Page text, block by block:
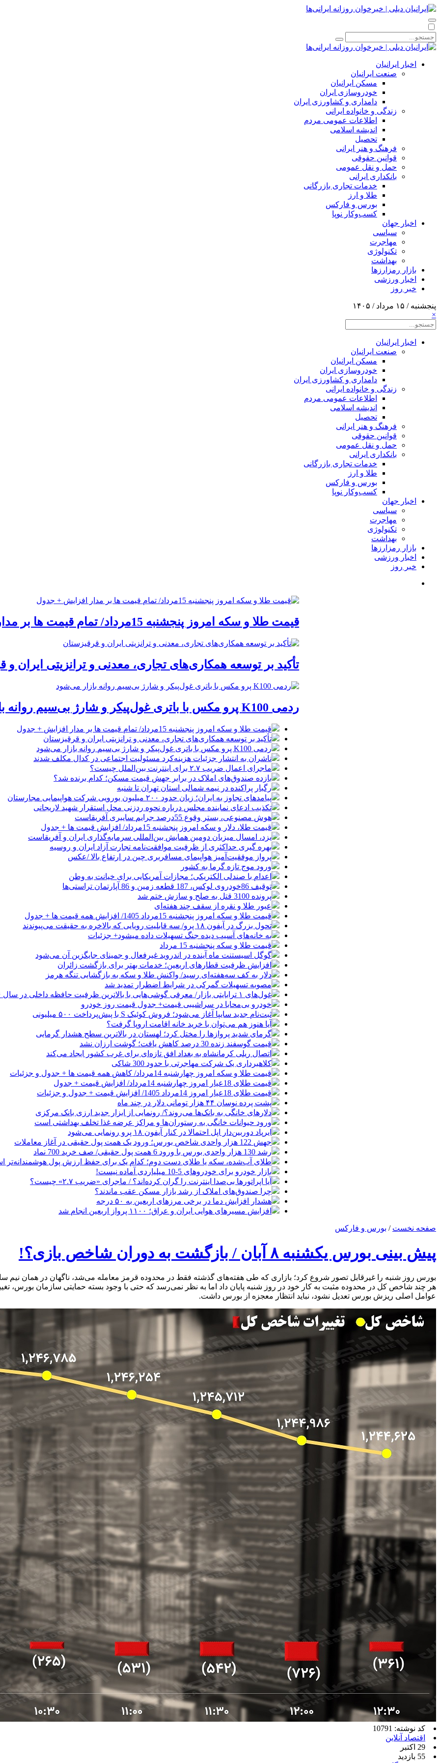
اخبار ایرانیان
صنعت ایرانیان
مسکن ایرانیان
خودروسازی ایران
دامداری و کشاورزی ایران
زندگی و خانواده ایرانی
اطلاعات عمومی مردم
اندیشه اسلامی
تحصیل
فرهنگ و هنر ایرانی
قوانین حقوقی
حمل و نقل عمومی
بانکداری ایرانی
خدمات تجاری بازرگانی
طلا و ارز
بورس و فارکس
کسب‌وکار نوپا
اخبار جهان
سیاسی
مهاجرت
تکنولوژی
بهداشت
بازار رمزارزها
اخبار ورزشی
خبر روز
پنجشنبه / ۱۵ مرداد / ۱۴۰۵
×
اخبار ایرانیان
صنعت ایرانیان
مسکن ایرانیان
خودروسازی ایران
دامداری و کشاورزی ایران
زندگی و خانواده ایرانی
اطلاعات عمومی مردم
اندیشه اسلامی
تحصیل
فرهنگ و هنر ایرانی
قوانین حقوقی
حمل و نقل عمومی
بانکداری ایرانی
خدمات تجاری بازرگانی
طلا و ارز
بورس و فارکس
کسب‌وکار نوپا
اخبار جهان
سیاسی
مهاجرت
تکنولوژی
بهداشت
بازار رمزارزها
اخبار ورزشی
خبر روز
قیمت طلا و سکه امروز پنجشنبه 15مرداد/ تمام قیمت ها بر مدار افزایش + جدول
تأکید بر توسعه همکاری‌های تجاری، معدنی و ترانزیتی ایران و
ردمی K100 پرو مکس با باتری غول‌پیکر و شارژ بی‌سیم روانه بازار می‌شود
قیمت طلا و سکه امروز پنجشنبه 15مرداد/ تمام قیمت ها بر مدار افزایش + جدول
تأکید بر توسعه همکاری‌های تجاری، معدنی و ترانزیتی ایران و قرقیزستان
ردمی K100 پرو مکس با باتری غول‌پیکر و شارژ بی‌سیم روانه بازار می‌شود
ناشران به انتشار جزئیات هزینه‌کرد مسئولیت اجتماعی در کدال مکلف شدند
ماجرای اعمال ضریب ۲.۷ برای اینترنت بین‌الملل چیست؟
بازده صندوق‌های املاک در برابر جهش قیمت مسکن؛ کدام برنده شد؟
رگبار پراکنده در نیمه شمالی استان تهران تا شنبه
پیامدهای تجاوز به ایران؛ زیان حدود ۲۰۰ میلیون یورویی شرکت هواپیمایی مجارستان
تکذیب ادعای نماینده مجلس درباره نحوه ردزنی محل استقرار شهید لاریجانی
هوش مصنوعی، بستر وقوع 55درصد جرایم سایبری آفریقاست
قیمت طلا، دلار و سکه امروز پنجشنبه 15مرداد/ افزایش قیمت ها + جدول
یزد، امسال میزبان دومین همایش بین‌المللی سرمایه‌گذاری ایران و آفریقاست
بهره گیری حداکثری از ظرفیت موافقت‌نامه تجارت آزاد ایران و روسیه
پرواز موفقیت‌آمیز هواپیمای مسافربری چین در ارتفاع بالا /عکس
ورود موج تازه گرما به کشور
اعدام با صندلی الکتریکی؛ مجازات آمریکایی برای خیانت به وطن
توقیف 86خودروی لوکس، 187 قطعه زمین و 86 آپارتمان تراستی‌ها
پرونده 3100 قتل به صلح و سازش ختم شد
عبور طلا و نقره از سقف چند هفته‌ای
قیمت طلا و سکه امروز پنجشنبه 15مرداد 1405/ افزایش همه قیمت ها + جدول
تحول بزرگ در آیفون ۱۸ پرو/ سه قابلیت رویایی که بالاخره به حقیقت می‌پیوندند
به خانه‌های آسیب دیده جنگ تسهیلات داده میشود+ جزئیات
قیمت طلا و سکه پنجشنبه 15 مرداد
گوگل اسیستنت ماه آینده در اندروید غیرفعال و جمینای جایگزین آن می‌شود
افزایش ظرفیت قطارهای اربعین؛ خدمات بهتر برای بازگشت زائران
دلار به کف سه‌هفته‌ای رسید/ واکنش طلا و سکه به بازگشایی تنگه هرمز
مصوبه تسهیلات گمرکی در شرایط اضطرار تمدید شد
غول‌های ۱ ترابایتی بازار/ معرفی گوشی‌هایی با بالاترین ظرفیت حافظه داخلی در سال ۲۰۲۶
خودرو بی‌محابا در سراشیبی قیمت+ جدول قیمت روز خودرو
ثبت‌نام جدید سایپا آغاز می‌شود؛ فروش کوئیک S با پیش‌پرداخت ۵۰۰ میلیونی
آیا هنوز هم می‌توان با خرید خانه اقامت اروپا گرفت؟
گرمای شدید پروازها را مختل کرد؛ لهستان در بالاترین سطح هشدار گرمایی
قیمت گوسفند زنده 30 درصد کاهش یافت؛ گوشت ارزان نشد
اتصال ریلی کرمانشاه به بغداد افق تازه‌ای برای غرب کشور ایجاد می‌کند
کلاهبرداری یک شرکت مهاجرتی با حدود 300 شاکی
قیمت طلا و سکه امروز چهارشنبه 14مرداد/ کاهش همه قیمت ها + جدول و جزئیات
قیمت طلای 18عیار امروز چهارشنبه 14مرداد/ افزایش قیمت + جدول
قیمت طلای 18عیار امروز 14مرداد 1405/ افزایش قیمت + جدول و جزئیات
پشت پرده نوسان ۴۴ هزار تومانی دلار در چند ماه
دلارهای خانگی به بانک‌ها می‌روند؟/ رونمایی از ابزار جدید ارزی بانک مرکزی
ورود حیوانات خانگی به رستوران‌ها و مراکز عرضه غذا تخلف بهداشتی است
ایرپاد دوربین‌دار اپل احتمالا در کنار آیفون ۱۸ پرو رونمایی می‌شود
جهش 122 هزار واحدی شاخص بورس؛ ورود یک همت پول حقیقی در آغاز معاملات
رشد 130 هزار واحدی بورس با ورود 6 همت پول حقیقی/ صف خرید 700 نماد
طلای آب‌شده، سکه یا طلای دست دوم؛ کدام یک برای حفظ ارزش پول هوشمندانه‌تر
بازار خودرو برای خودروهای 5-10 میلیاردی آماده نیست!
آیا اپراتورها بی‌صدا اینترنت را گران کرده‌اند؟ / ماجرای «ضریب ۲.۷» چیست؟
چرا صندوق‌های املاک از رشد بازار مسکن عقب ماندند؟
هشدار افزایش دما در برخی مرزهای اربعین به ۵۰ درجه
افزایش مسیرهای هوایی ایران و عراق؛ ۱۱۰۰ پرواز اربعین انجام شد
صفحه نخست / بورس و فارکس
پیش بینی بورس یکشنبه ۸ آبان / بازگشت به دوران شاخص بازی؟!
هر چند شاخص کل در محدوده مثبت به کار خود در روز شنبه پایان داد اما به نظر نمی‌رسد که حتی با وجود بسته حمایتی سازمان بورس،
عوامل اصلی ریزش بورس تعدیل نشود، نباید انتظار معجزه از بورس داشت.
کد نوشته: 10791
اقتصاد آنلاین
29 اکتبر
55 بازدید